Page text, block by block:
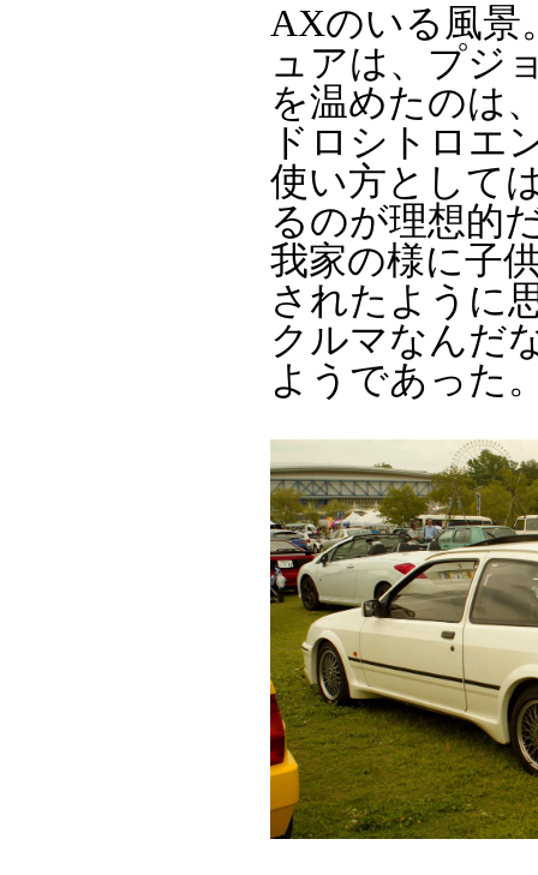
AXのいる風景
ュアは、プジ
を温めたのは
ドロシトロエ
使い方として
るのが理想的
我家の様に子
されたように
クルマなんだ
ようであった